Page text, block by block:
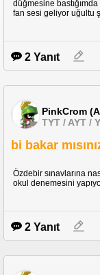
düğmesine
fan sesi geliyor uğultu
2 Yanıt
PinkCrom
TYT / AYT /
bi bakar
Özdebir sınavlarına
okul denemesini
2 Yanıt